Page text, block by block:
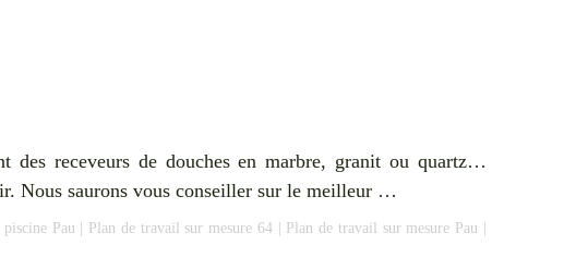
des receveurs de douches en marbre, granit ou quartz…
Nous saurons vous conseiller sur le meilleur …
Pau | Plan de travail sur mesure 64| Plan de travail sur mesure Pau |